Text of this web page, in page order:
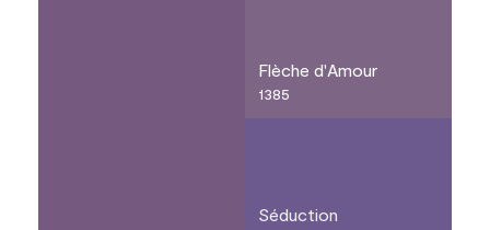
Flèche d'Amour
1385
Séduction